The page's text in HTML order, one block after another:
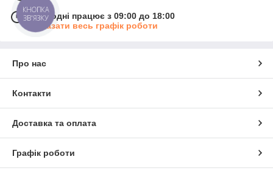
Сьогодні працює з 09:00 до 18:00
Показати весь графік роботи
Про нас
Контакти
Доставка та оплата
Графік роботи
КНОПКА
ЗВ'ЯЗКУ